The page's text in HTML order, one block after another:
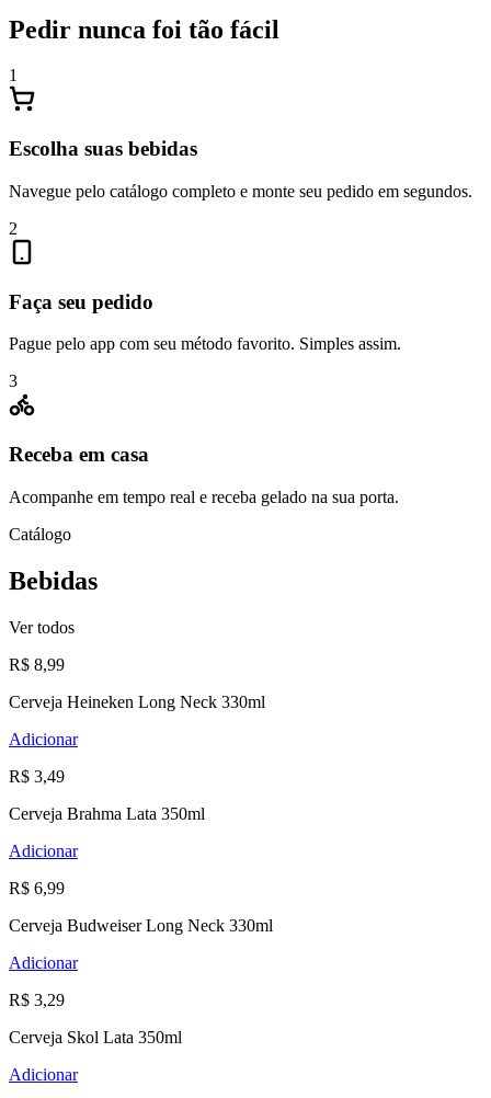
Pedir nunca foi tão fácil
1
Escolha suas bebidas
Navegue pelo catálogo completo e monte seu pedido em segundos.
2
Faça seu pedido
Pague pelo app com seu método favorito. Simples assim.
3
Receba em casa
Acompanhe em tempo real e receba gelado na sua porta.
Catálogo
Bebidas
Ver todos
R$ 8,99
Cerveja Heineken Long Neck 330ml
Adicionar
R$ 3,49
Cerveja Brahma Lata 350ml
Adicionar
R$ 6,99
Cerveja Budweiser Long Neck 330ml
Adicionar
R$ 3,29
Cerveja Skol Lata 350ml
Adicionar